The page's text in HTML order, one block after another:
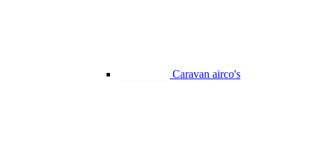
Caravan airco's